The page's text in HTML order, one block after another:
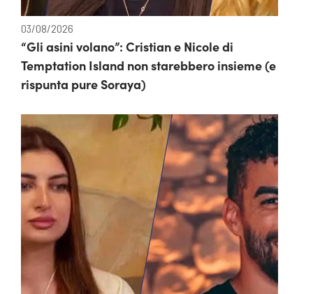
03/08/2026
“Gli asini volano”: Cristian e Nicole di
Temptation Island non starebbero insieme (e
rispunta pure Soraya)